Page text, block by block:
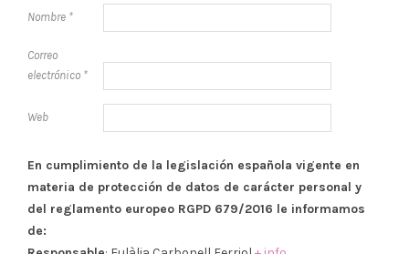
Nombre *
Correo
electrónico *
Web
En cumplimiento de la legislación española vigente en
materia de protección de datos de carácter personal y
del reglamento europeo RGPD 679/2016 le informamos
de: